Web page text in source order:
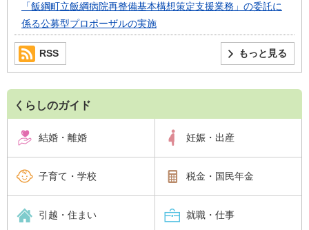
「飯綱町立飯綱病院再整備基本構想策定支援業務」の委託に
係る公募型プロポーザルの実施
もっと見る
RSS
くらしのガイド
結婚・離婚 妊娠・出産
子育て・学校 税金・国民年金
引越・住まい 就職・仕事